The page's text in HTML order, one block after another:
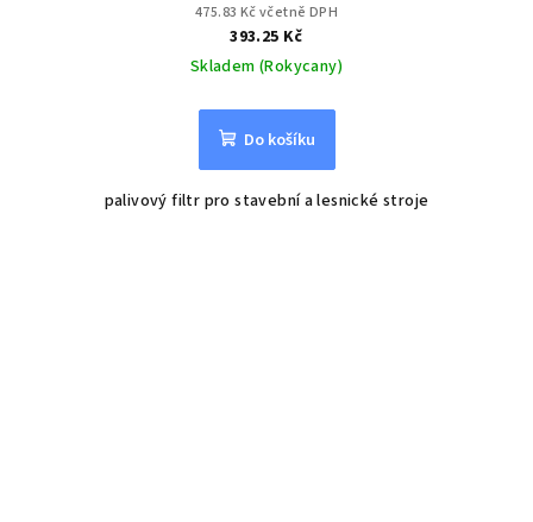
475.83 Kč včetně DPH
393.25 Kč
Skladem (Rokycany)
Do košíku
palivový filtr pro stavební a lesnické stroje